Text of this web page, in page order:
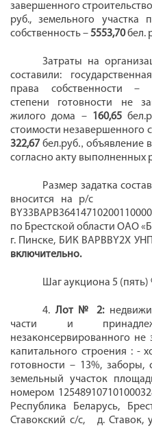
завершенного
руб., земельного
собственность –5553,70бел.
Затраты на
составили: государственная
права собственности –
степени готовности не
жилого дома – 160,65
стоимости незавершенного
322,67 бел.руб.,объявление
согласно акту выполненных
Размер задатка
вносится на р/с
BY33BAPB364
по Брестской области ОАО
г. Пинске, БИК ВАРВВY2X УНП
включительно.
Шаг аукциона 5 (пять)
4. Лот № 2:
части и
незаконсервированного не
капитального строения : -
готовности – 13%, заборы,
земельный участок
номером
Республика Беларусь,
Ставокский с/с,
д. Ставок,